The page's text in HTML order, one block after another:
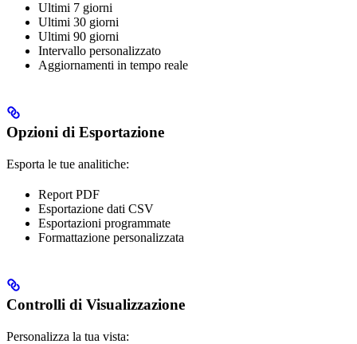
Ultimi 7 giorni
Ultimi 30 giorni
Ultimi 90 giorni
Intervallo personalizzato
Aggiornamenti in tempo reale
Opzioni di Esportazione
Esporta le tue analitiche:
Report PDF
Esportazione dati CSV
Esportazioni programmate
Formattazione personalizzata
Controlli di Visualizzazione
Personalizza la tua vista: